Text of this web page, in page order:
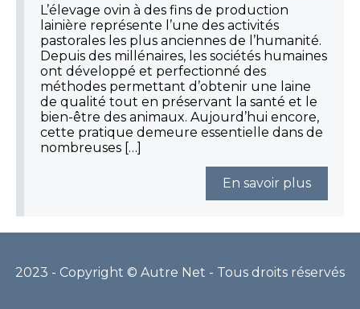
L’élevage ovin à des fins de production
lainière représente l’une des activités
pastorales les plus anciennes de l’humanité.
Depuis des millénaires, les sociétés humaines
ont développé et perfectionné des
méthodes permettant d’obtenir une laine
de qualité tout en préservant la santé et le
bien-être des animaux. Aujourd’hui encore,
cette pratique demeure essentielle dans de
nombreuses […]
En savoir plus
2023 - Copyright © Autre Net - Tous droits réservés